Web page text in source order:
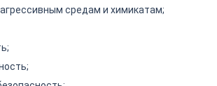
средам и химикатам;